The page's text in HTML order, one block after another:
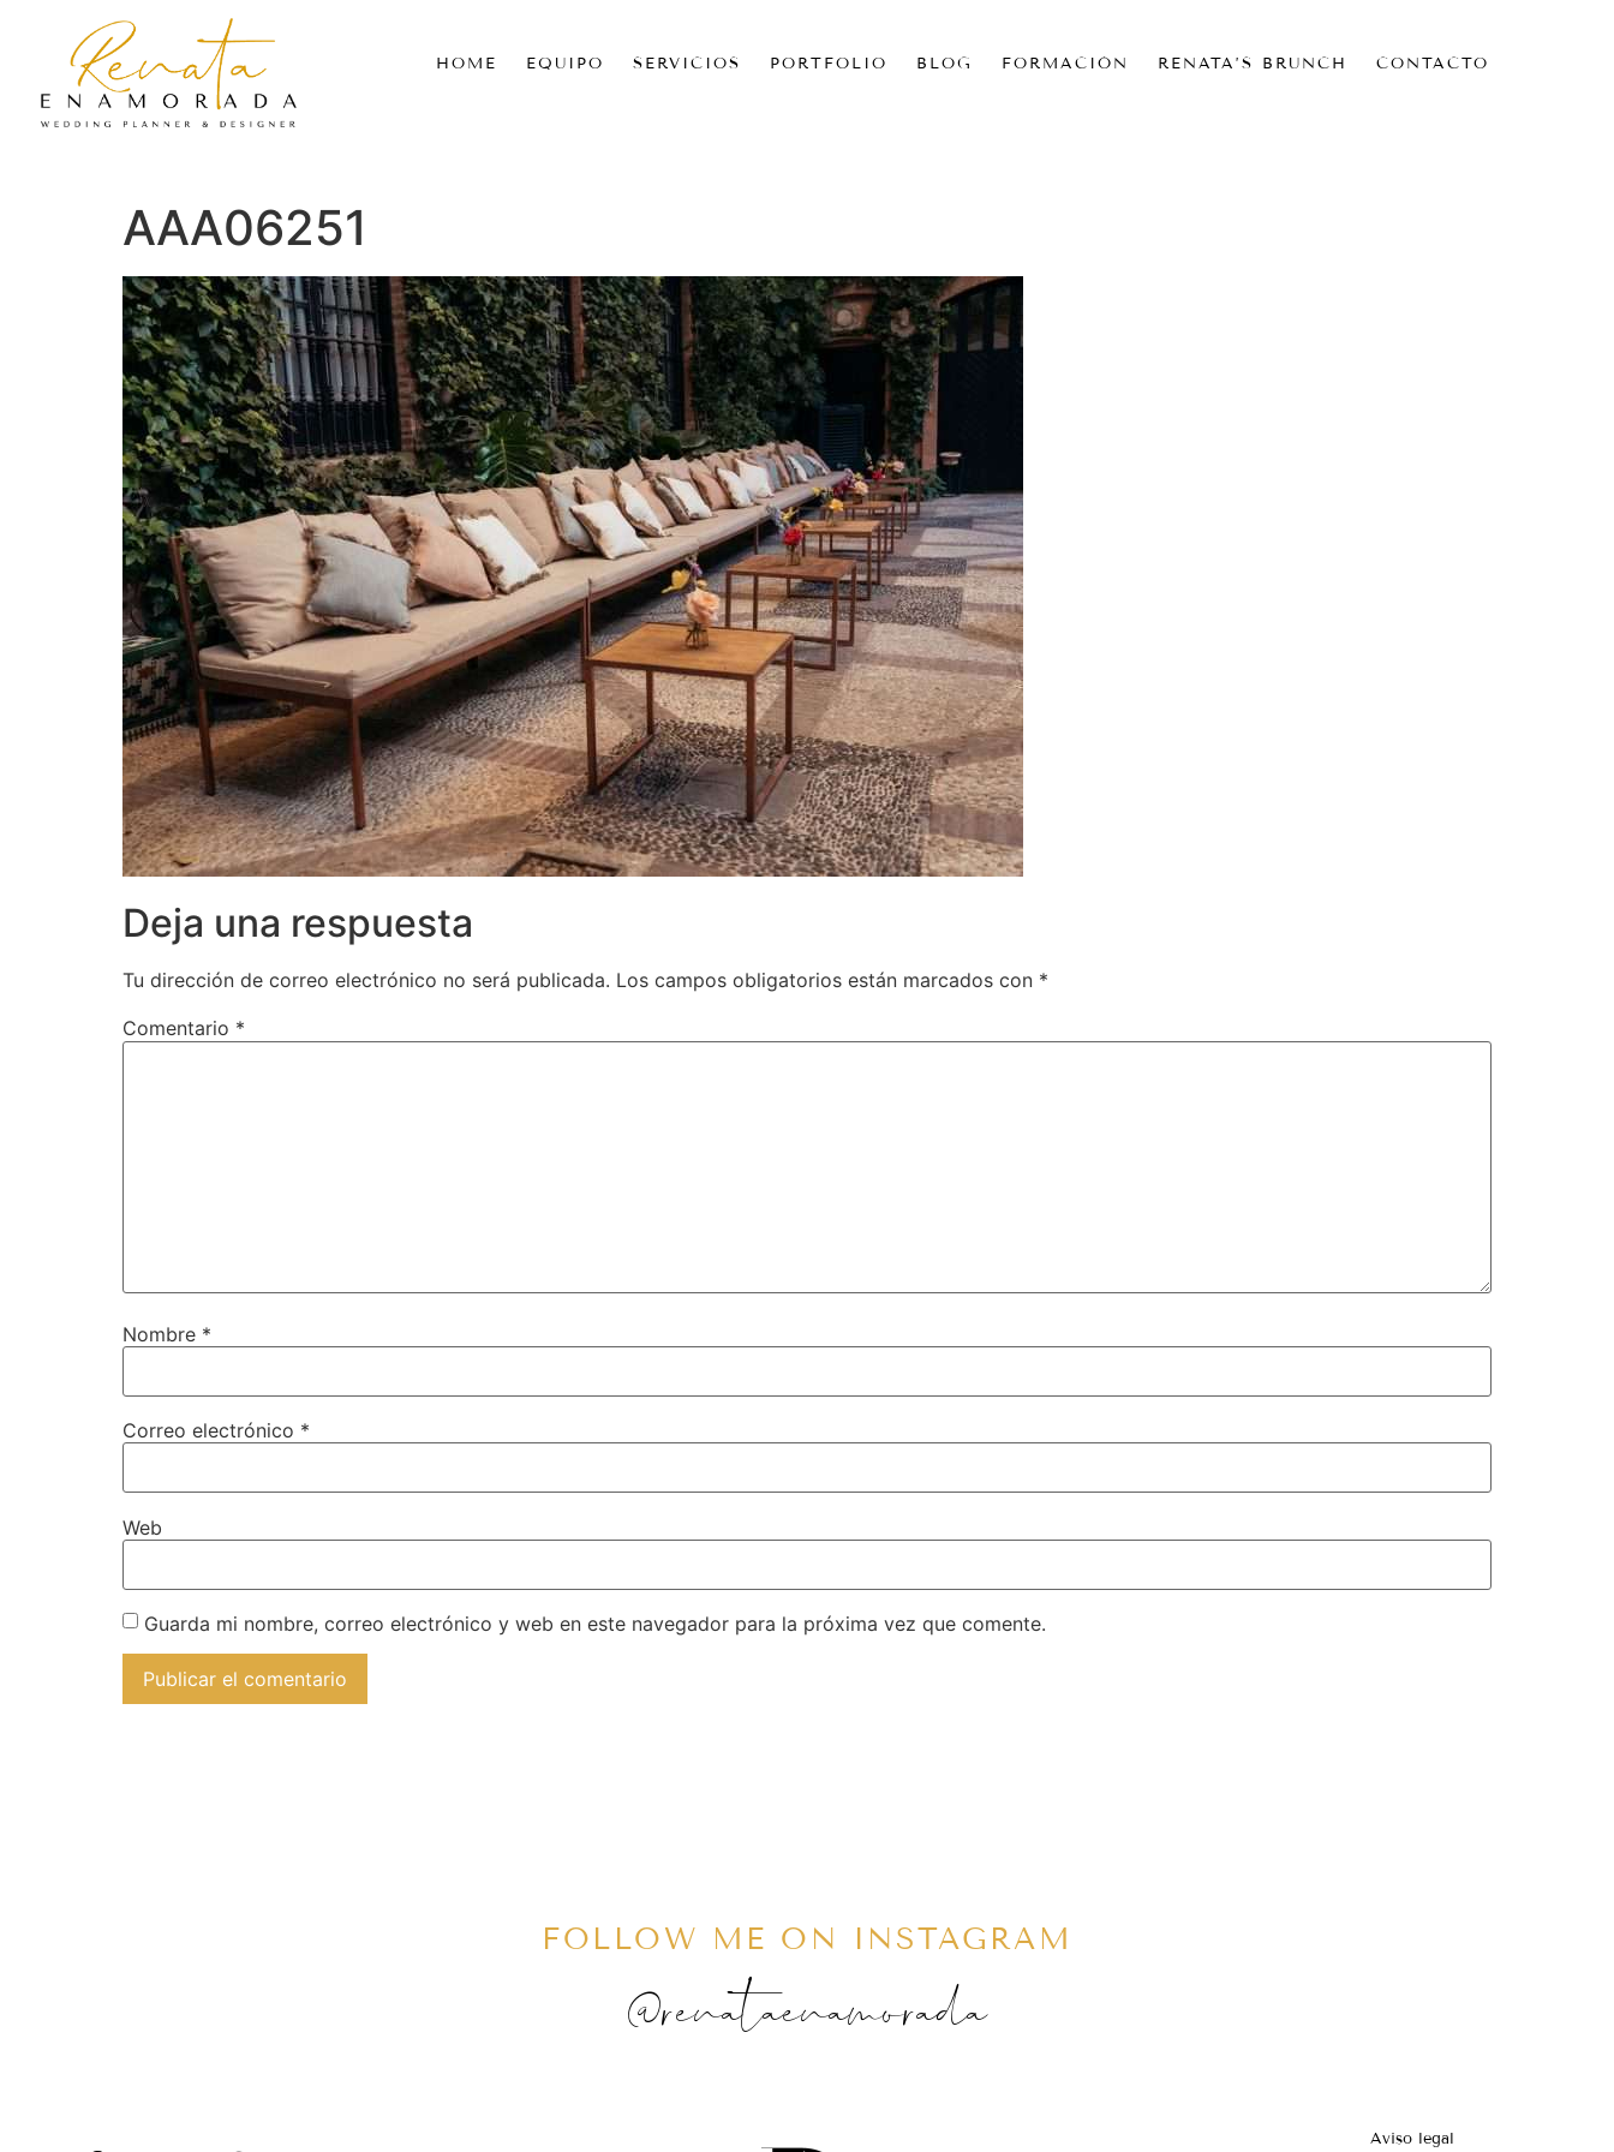
HOME EQUIPO SERVICIOS PORTFOLIO BLOG FORMACIÓN RENATA’S BRUNCH CONTACTO
AAA06251
Deja una respuesta
Tu dirección de correo electrónico no será publicada. Los campos obligatorios están marcados con *
Comentario *
Nombre *
Correo electrónico *
Web
Guarda mi nombre, correo electrónico y web en este navegador para la próxima vez que comente.
FOLLOW ME ON INSTAGRAM
@renataenamorada
Aviso legal